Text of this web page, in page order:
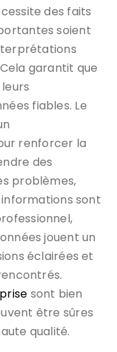
des faits
soient
garantit que
fiables. Le
renforcer la
des
problèmes,
sont
jouent un
éclairées et
sont bien
être sûres
qualité.